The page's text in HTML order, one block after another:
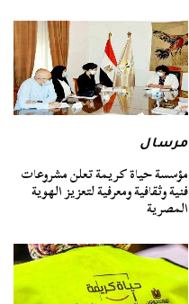
مرسال
مؤسسة حياة كريمة تعلن مشروعات
فنية وثقافية ومعرفية لتعزيز الهوية
المصرية